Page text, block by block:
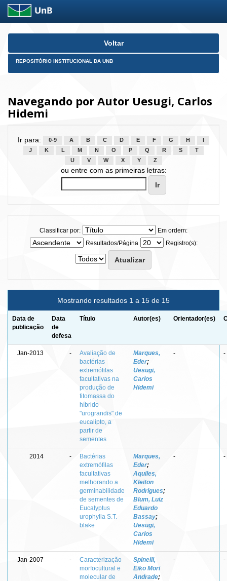
Skip
Voltar
REPOSITÓRIO INSTITUCIONAL DA UNB
Navegando por Autor Uesugi, Carlos
Hidemi
Ir para: 0-9 A B C D E F G H
J
K L M N O P Q R S
T
U
V W X Y Z
ou entre com as primeiras letras:
Classificar por:
Em ordem:
Resultados/Página
Registro(s):
Mostrando resultados 1 a 15 de 15
Data de
publicação
Data
de
defesa
Título Autor(es) Orientador(es)
Jan-2013 -
Avaliação de
bactérias
extremófilas
facultativas na
produção de
fitomassa do
híbrido
"urograndis" de
eucalipto, a
partir de
sementes
Marques,
Eder;
Uesugi,
Carlos
Hidemi
- -
2014 -
Bactérias
extremófilas
facultativas
melhorando a
germinabilidade
de sementes de
Eucalyptus
urophylla S.T.
blake
Marques,
Eder;
Aquiles,
Kleiton
Rodrigues;
Blum, Luiz
Eduardo
Bassay;
Uesugi,
Carlos
Hidemi
- -
Jan-2007 -
Caracterização
morfocultural e
molecular de
Spinelli,
Eiko Mori
Andrade;
- -